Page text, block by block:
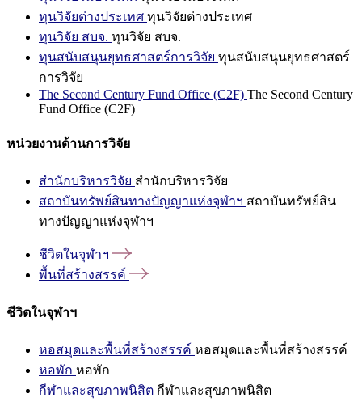
ทุนวิจัยต่างประเทศ ทุนวิจัยต่างประเทศ
ทุนวิจัย สบจ. ทุนวิจัย สบจ.
ทุนสนับสนุนยุทธศาสตร์การวิจัย ทุนสนับสนุนยุทธศาสตร์
การวิจัย
The Second Century Fund Office (C2F) The Second Century
Fund Office (C2F)
หน่วยงานด้านการวิจัย
สำนักบริหารวิจัย สำนักบริหารวิจัย
สถาบันทรัพย์สินทางปัญญาแห่งจุฬาฯ สถาบันทรัพย์สิน
ทางปัญญาแห่งจุฬาฯ
ชีวิตในจุฬาฯ
พื้นที่สร้างสรรค์
ชีวิตในจุฬาฯ
หอสมุดและพื้นที่สร้างสรรค์ หอสมุดและพื้นที่สร้างสรรค์
หอพัก หอพัก
กีฬาและสุขภาพนิสิต กีฬาและสุขภาพนิสิต